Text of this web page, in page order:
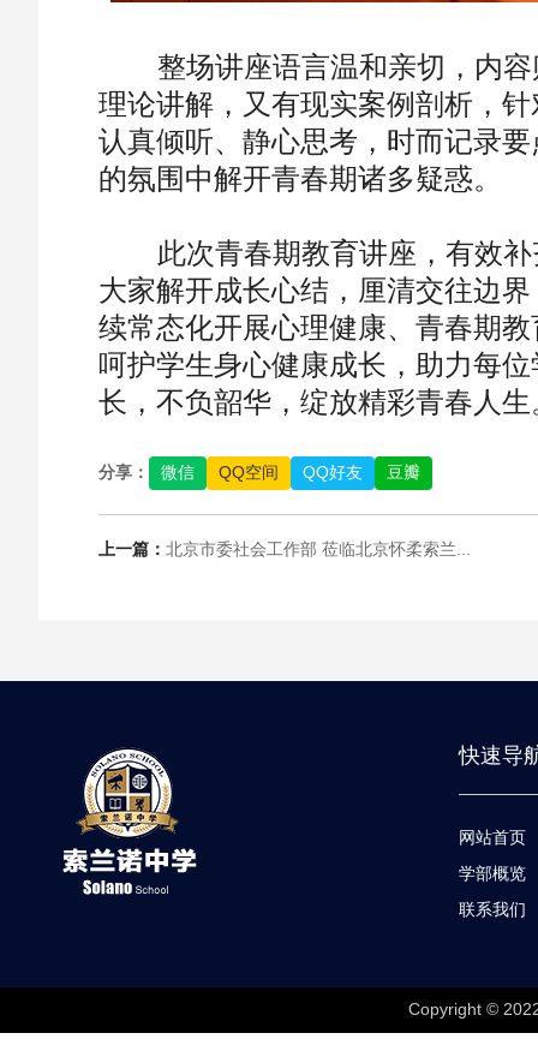
整场讲座语言温和亲切，内容
理论讲解，又有现实案例剖析，
认真倾听、静心思考，时而记录
的氛围中解开青春期诸多疑惑。
此次青春期教育讲座，有效补
大家解开成长心结，厘清交往边
续常态化开展心理健康、青春期
呵护学生身心健康成长，助力每
长，不负韶华，绽放精彩青春人生
分享： 微信 QQ空间 QQ好友 豆瓣
上一篇： 北京市委社会工作部 莅临北京怀柔索兰...
快速导
网站首页
学部概览
联系我们
Copyright ©